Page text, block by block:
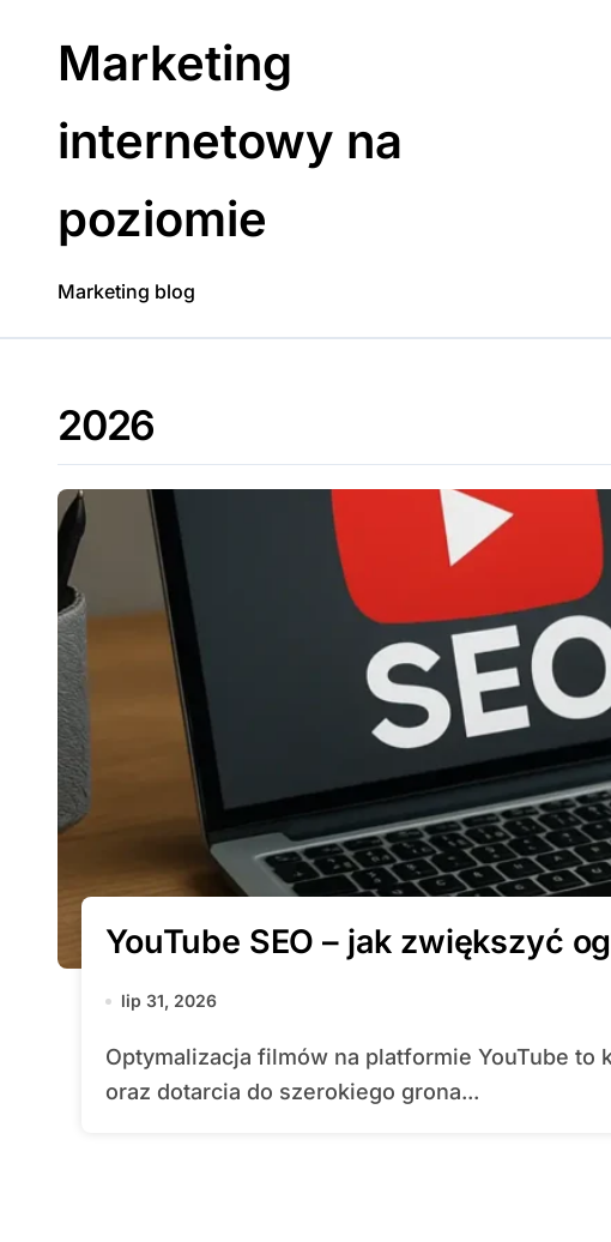
Marketing
internetowy na
poziomie
Marketing blog
2026
YouTube SEO – jak zwiększyć
lip 31, 2026
Optymalizacja filmów na platformie YouTube to klucz do zwiększenia oglądalności
oraz dotarcia do szerokiego grona...